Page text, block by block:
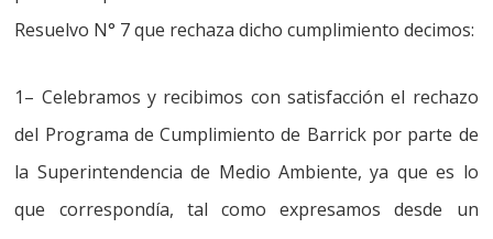
Resuelvo N° 7 que rechaza dicho cumplimiento decimos:
1– Celebramos y recibimos con satisfacción el rechazo
del Programa de Cumplimiento de Barrick por parte de
la Superintendencia de Medio Ambiente, ya que es lo
que correspondía, tal como expresamos desde un